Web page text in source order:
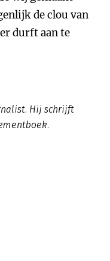
de clou van
durft aan te
Hij schrijft